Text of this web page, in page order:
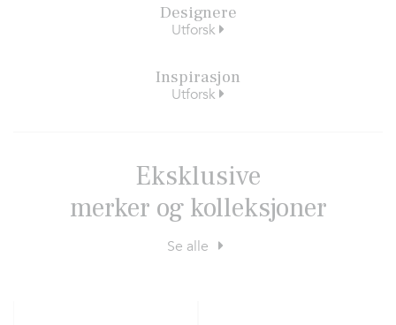
Designere
Utforsk
Inspirasjon
Utforsk
Eksklusive
merker og kolleksjoner
Se alle